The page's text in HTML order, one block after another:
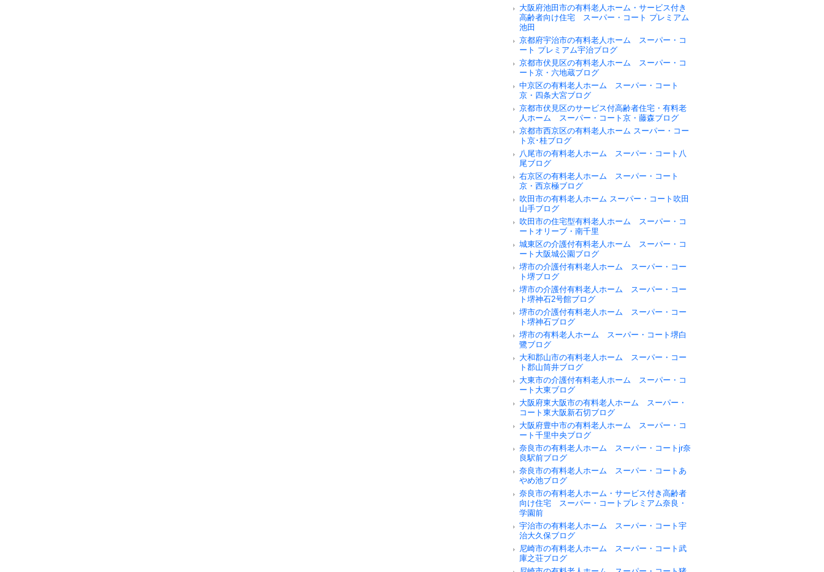
大阪府池田市の有料老人ホーム・サービス付き
高齢者向け住宅 スーパー・コート プレミアム
池田
京都府宇治市の有料老人ホーム スーパー・コ
ート プレミアム宇治ブログ
京都市伏見区の有料老人ホーム スーパー・コ
ート京・六地蔵ブログ
中京区の有料老人ホーム スーパー・コート
京・四条大宮ブログ
京都市伏見区のサービス付高齢者住宅・有料老
人ホーム スーパー・コート京・藤森ブログ
京都市西京区の有料老人ホーム スーパー・コー
ト京･桂ブログ
八尾市の有料老人ホーム スーパー・コート八
尾ブログ
右京区の有料老人ホーム スーパー・コート
京・西京極ブログ
吹田市の有料老人ホーム スーパー・コート吹田
山手ブログ
吹田市の住宅型有料老人ホーム スーパー・コ
ートオリーブ・南千里
城東区の介護付有料老人ホーム スーパー・コ
ート大阪城公園ブログ
堺市の介護付有料老人ホーム スーパー・コー
ト堺ブログ
堺市の介護付有料老人ホーム スーパー・コー
ト堺神石2号館ブログ
堺市の介護付有料老人ホーム スーパー・コー
ト堺神石ブログ
堺市の有料老人ホーム スーパー・コート堺白
鷺ブログ
大和郡山市の有料老人ホーム スーパー・コー
ト郡山筒井ブログ
大東市の介護付有料老人ホーム スーパー・コ
ート大東ブログ
大阪府東大阪市の有料老人ホーム スーパー・
コート東大阪新石切ブログ
大阪府豊中市の有料老人ホーム スーパー・コ
ート千里中央ブログ
奈良市の有料老人ホーム スーパー・コートjr奈
良駅前ブログ
奈良市の有料老人ホーム スーパー・コートあ
やめ池ブログ
奈良市の有料老人ホーム・サービス付き高齢者
向け住宅 スーパー・コートプレミアム奈良・
学園前
宇治市の有料老人ホーム スーパー・コート宇
治大久保ブログ
尼崎市の有料老人ホーム スーパー・コート武
庫之荘ブログ